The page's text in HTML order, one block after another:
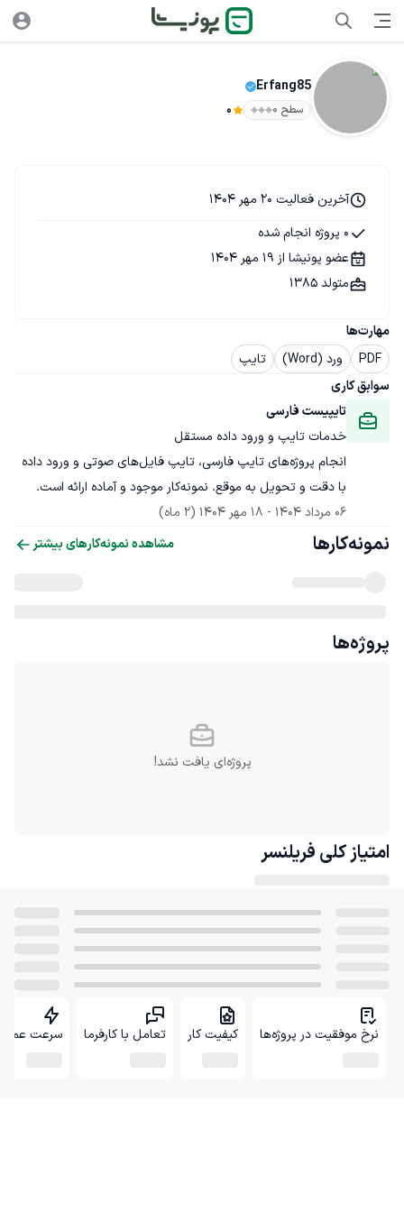
Erfang85
سطح ۰ 0
مهارت‌ها
PDF
ورد (Word)
تایپ
سوابق کاری
تایپیست فارسی
خدمات تایپ و ورود داده مستقل
انجام پروژه‌های تایپ فارسی، تایپ فایل‌های صوتی و ورود داده
با دقت و تحویل به موقع. نمونه‌کار موجود و آماده ارائه است.
06 مرداد 1404
- 18 مهر 1404 (2 ماه)
آخرین فعالیت 20 مهر 1404
0 پروژه انجام شده
عضو پونیشا از 19 مهر 1404
متولد 1385
نمونه‌کارها مشاهده نمونه‌کارهای بیشتر
پروژه‌ها
پروژه‌ای یافت نشد!
امتیاز کلی فریلنسر
نرخ موفقیت در پروژه‌ها کیفیت کار تعامل با کارفرما سرعت عمل